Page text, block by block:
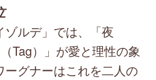
ルデ」では、「夜
Tag）」が愛と理性の象
グナーはこれを二人の